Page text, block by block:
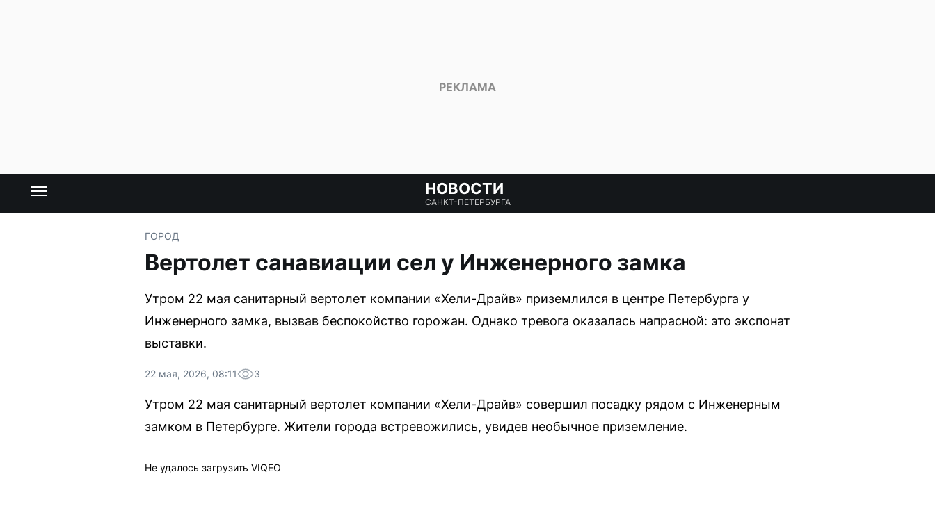
НОВОСТИ
САНКТ-ПЕТЕРБУРГА
ГОРОД
Вертолет санавиации сел у Инженерного замка
Утром 22 мая санитарный вертолет компании «Хели-Драйв» приземлился в центре Петербурга у
Инженерного замка, вызвав беспокойство горожан. Однако тревога оказалась напрасной: это экспонат
выставки.
22 мая, 2026, 08:11 3
Утром 22 мая санитарный вертолет компании «Хели-Драйв» совершил посадку рядом с Инженерным
замком в Петербурге. Жители города встревожились, увидев необычное приземление.
Не удалось загрузить VIQEO